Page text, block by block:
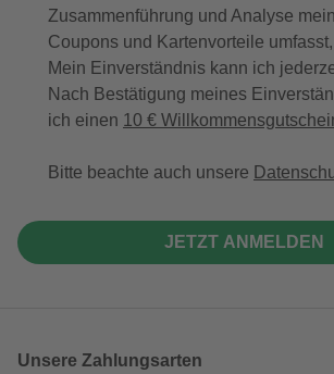
Zusammenführung und Analyse
Coupons und Kartenvorteile
Mein Einverständnis kann ich
Nach Bestätigung meines
ich einen 10 €
Bitte beachte auch unsere
JETZT ANMELDEN
Unsere Zahlungsarten